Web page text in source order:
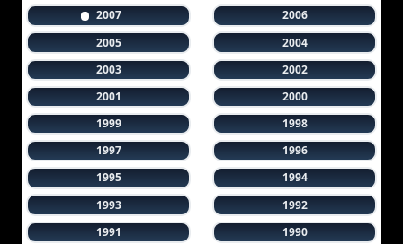
2007
2006
2005
2004
2003
2002
2001
2000
1999
1998
1997
1996
1995
1994
1993
1992
1991
1990